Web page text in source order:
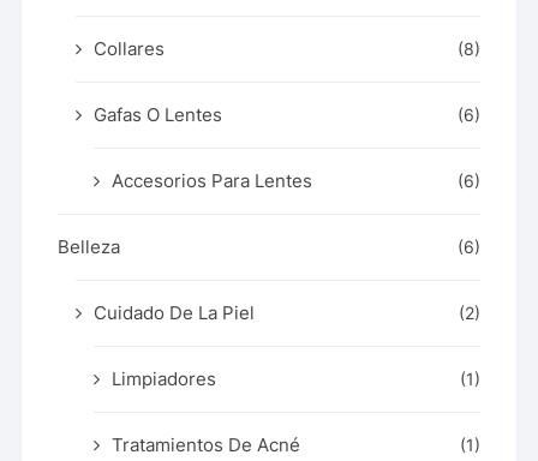
Collares (8)
Gafas O Lentes (6)
Accesorios Para Lentes (6)
Belleza (6)
Cuidado De La Piel (2)
Limpiadores (1)
Tratamientos De Acné (1)